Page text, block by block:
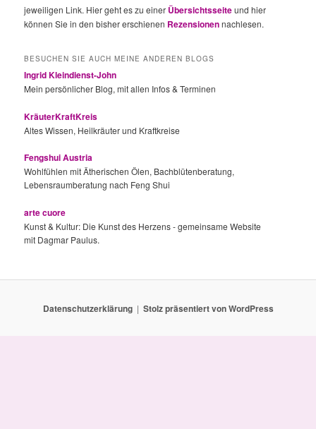
jeweiligen Link. Hier geht es zu einer Übersichtsseiteund hier
können Sie in den bisher erschienen Rezensionennachlesen.
BESUCHEN SIE AUCH MEINE ANDEREN BLOGS
Ingrid Kleindienst-John
Mein persönlicher Blog, mit allen Infos & Terminen
KräuterKraftKreis
Altes Wissen, Heilkräuter und Kraftkreise
Fengshui Austria
Wohlfühlen mit Ätherischen Ölen, Bachblütenberatung,
Lebensraumberatung nach Feng Shui
arte cuore
Kunst & Kultur: Die Kunst des Herzens - gemeinsame Website
mit Dagmar Paulus.
Datenschutzerklärung Stolz präsentiert von WordPress